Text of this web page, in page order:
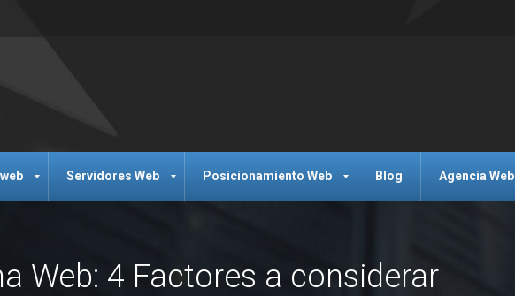
Servidores Web Posicionamiento Web Blog Agencia Web
Web: 4 Factores a considerar